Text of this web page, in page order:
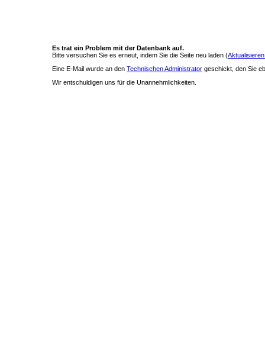
Es trat ein Problem mit der Datenbank auf.
Bitte versuchen Sie es erneut, indem Sie die Seite neu laden (
Eine E-Mail wurde an den Technischen Administrator geschickt, den Sie
Wir entschuldigen uns für die Unannehmlichkeiten.